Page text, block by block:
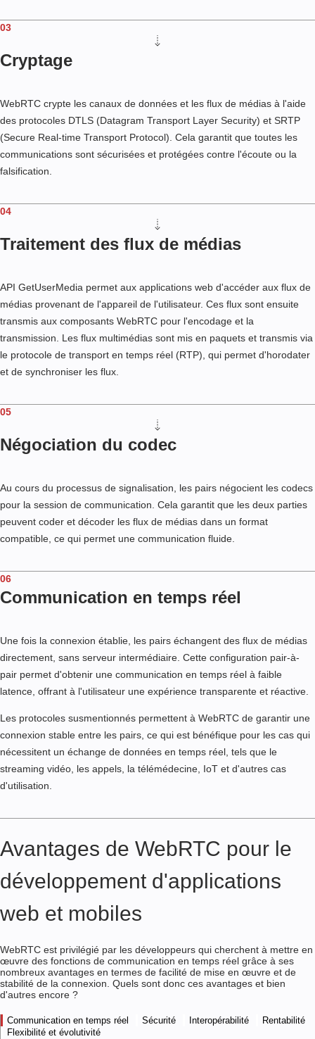
03
Cryptage
WebRTC crypte les canaux de données et les flux de médias à l'aide
des protocoles DTLS (Datagram Transport Layer Security) et SRTP
(Secure Real-time Transport Protocol). Cela garantit que toutes les
communications sont sécurisées et protégées contre l'écoute ou la
falsification.
04
Traitement des flux de médias
API GetUserMedia permet aux applications web d'accéder aux flux de
médias provenant de l'appareil de l'utilisateur. Ces flux sont ensuite
transmis aux composants WebRTC pour l'encodage et la
transmission. Les flux multimédias sont mis en paquets et transmis via
le protocole de transport en temps réel (RTP), qui permet d'horodater
et de synchroniser les flux.
05
Négociation du codec
Au cours du processus de signalisation, les pairs négocient les codecs
pour la session de communication. Cela garantit que les deux parties
peuvent coder et décoder les flux de médias dans un format
compatible, ce qui permet une communication fluide.
06
Communication en temps réel
Une fois la connexion établie, les pairs échangent des flux de médias
directement, sans serveur intermédiaire. Cette configuration pair-à-
pair permet d'obtenir une communication en temps réel à faible
latence, offrant à l'utilisateur une expérience transparente et réactive.
Les protocoles susmentionnés permettent à WebRTC de garantir une
connexion stable entre les pairs, ce qui est bénéfique pour les cas qui
nécessitent un échange de données en temps réel, tels que le
streaming vidéo, les appels, la télémédecine, IoT et d'autres cas
d'utilisation.
Avantages de WebRTC pour le
développement d'applications
web et mobiles
WebRTC est privilégié par les développeurs qui cherchent à mettre en
œuvre des fonctions de communication en temps réel grâce à ses
nombreux avantages en termes de facilité de mise en œuvre et de
stabilité de la connexion. Quels sont donc ces avantages et bien
d'autres encore ?
Communication en temps réel Sécurité Interopérabilité
Rentabilité
Flexibilité et évolutivité